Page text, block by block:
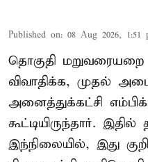
Published on: 08 Aug 2026, 1:51
தொகுதி மறுவரையறை
விவாதிக்க, முதல்
அனைத்துக்கட்சி
கூட்டியிருந்தார்.
இந்நிலையில், இது